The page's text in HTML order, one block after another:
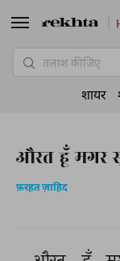
औरत हूँ मगर
फ़रहत ज़ाहिद
शायर